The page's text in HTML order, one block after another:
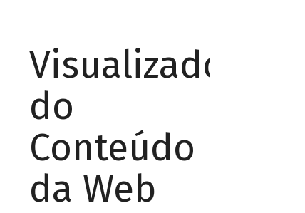
Visualizador
do
Conteúdo
da Web